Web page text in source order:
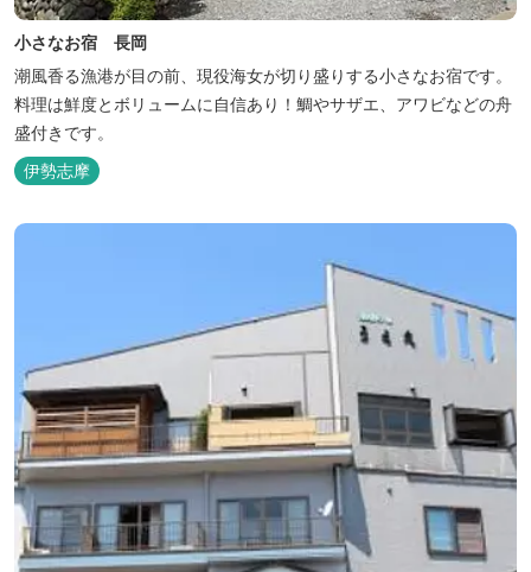
小さなお宿 長岡
潮風香る漁港が目の前、現役海女が切り盛りする小さなお宿です。
料理は鮮度とボリュームに自信あり！鯛やサザエ、アワビなどの舟
盛付きです。
伊勢志摩